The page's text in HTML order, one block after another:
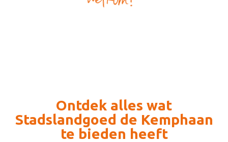
Ontdek alles wat
Stadslandgoed de Kemphaan
te bieden heeft